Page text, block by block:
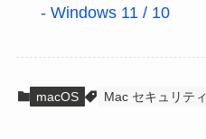
- Windows 11 / 10
macOS Mac セキュリティ